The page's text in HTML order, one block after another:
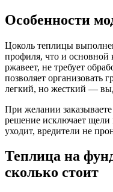
Особенности
Цоколь теплицы
профиля, что и основной
ржавеет, не требует
позволяет
легкий, но жесткий —
При желании
решение исключает щели
уходит, вредители не
Теплица на
сколько стоит